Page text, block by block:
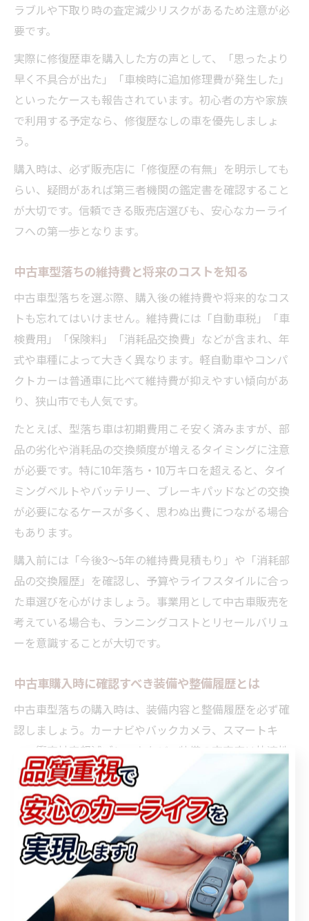
ラブルや下取り時の査定減少リスクがあるため注意が必
要です。
実際に修復歴車を購入した方の声として、「思ったより
早く不具合が出た」「車検時に追加修理費が発生した」
といったケースも報告されています。初心者の方や家族
で利用する予定なら、修復歴なしの車を優先しましょ
う。
購入時は、必ず販売店に「修復歴の有無」を明示しても
らい、疑問があれば第三者機関の鑑定書を確認すること
が大切です。信頼できる販売店選びも、安心なカーライ
フへの第一歩となります。
中古車型落ちの維持費と将来のコストを知る
中古車型落ちを選ぶ際、購入後の維持費や将来的なコス
トも忘れてはいけません。維持費には「自動車税」「車
検費用」「保険料」「消耗品交換費」などが含まれ、年
式や車種によって大きく異なります。軽自動車やコンパ
クトカーは普通車に比べて維持費が抑えやすい傾向があ
り、狭山市でも人気です。
たとえば、型落ち車は初期費用こそ安く済みますが、部
品の劣化や消耗品の交換頻度が増えるタイミングに注意
が必要です。特に10年落ち・10万キロを超えると、タイ
ミングベルトやバッテリー、ブレーキパッドなどの交換
が必要になるケースが多く、思わぬ出費につながる場合
もあります。
購入前には「今後3～5年の維持費見積もり」や「消耗部
品の交換履歴」を確認し、予算やライフスタイルに合っ
た車選びを心がけましょう。事業用として中古車販売を
考えている場合も、ランニングコストとリセールバリュ
ーを意識することが大切です。
中古車購入時に確認すべき装備や整備履歴とは
中古車型落ちの購入時は、装備内容と整備履歴を必ず確
認しましょう。カーナビやバックカメラ、スマートキ
ー、衝突被害軽減ブレーキなど、装備の充実度は快適性
や安全性に直結します。埼玉県狭山市の中古車市場で
も、装備が充実した型落ちモデルは人気が高い傾向にあ
ります。
また、整備履歴（点検記録簿）の有無は、前オーナーが
どれだけ丁寧に車を扱ってきたかの判断材料になりま
す。定期的なオイル交換や法定点検が記録されていれ
ば、安心して乗り続けられる確率も高まります。逆に記